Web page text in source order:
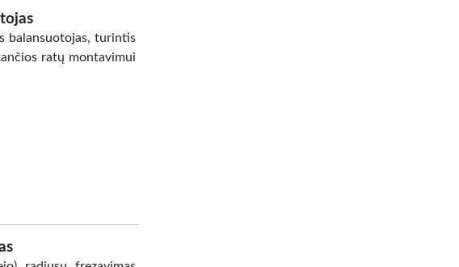
balansuotojas, turintis
ratų montavimui